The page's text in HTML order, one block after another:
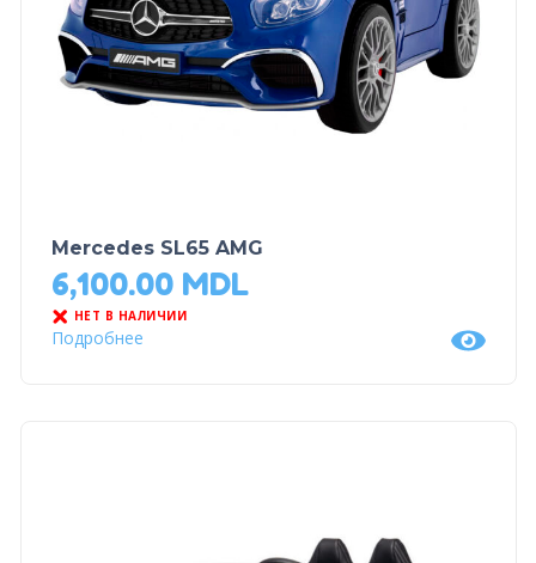
Mercedes SL65 AMG
6,100.00 MDL
НЕТ В НАЛИЧИИ
Подробнее